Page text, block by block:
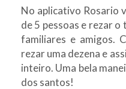
No aplicativo Rosario
de 5 pessoas e rezar
familiares e amigos.
rezar uma dezena e
inteiro. Uma bela
dos santos!